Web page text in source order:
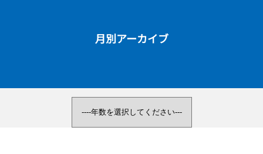
月別アーカイブ